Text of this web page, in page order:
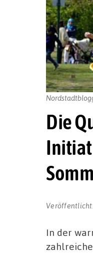
Die
In der